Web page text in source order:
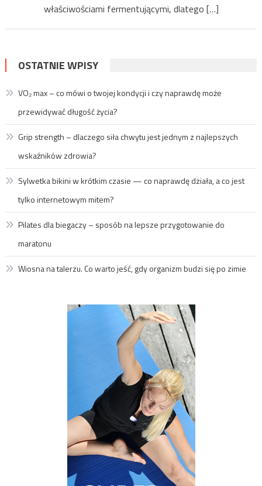
właściwościami fermentującymi, dlatego […]
OSTATNIE WPISY
VO₂ max – co mówi o twojej kondycji i czy naprawdę może
przewidywać długość życia?
Grip strength – dlaczego siła chwytu jest jednym z najlepszych
wskaźników zdrowia?
Sylwetka bikini w krótkim czasie — co naprawdę działa, a co jest
tylko internetowym mitem?
Pilates dla biegaczy – sposób na lepsze przygotowanie do
maratonu
Wiosna na talerzu. Co warto jeść, gdy organizm budzi się po zimie